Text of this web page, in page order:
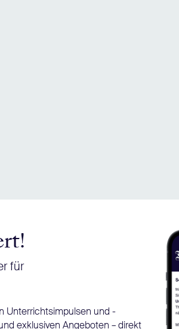
für
Unterrichtsimpulsen und -
exklusiven Angeboten – direkt